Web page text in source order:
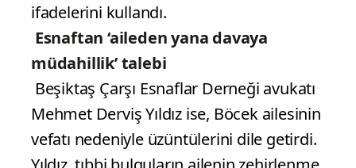
ifadelerini kullandı.
Esnaftan ‘aileden yana davaya
müdahillik’ talebi
Beşiktaş Çarşı Esnaflar Derneği avukatı
Mehmet Derviş Yıldız ise, Böcek ailesinin
vefatı nedeniyle üzüntülerini dile getirdi.